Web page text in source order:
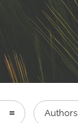
Authors